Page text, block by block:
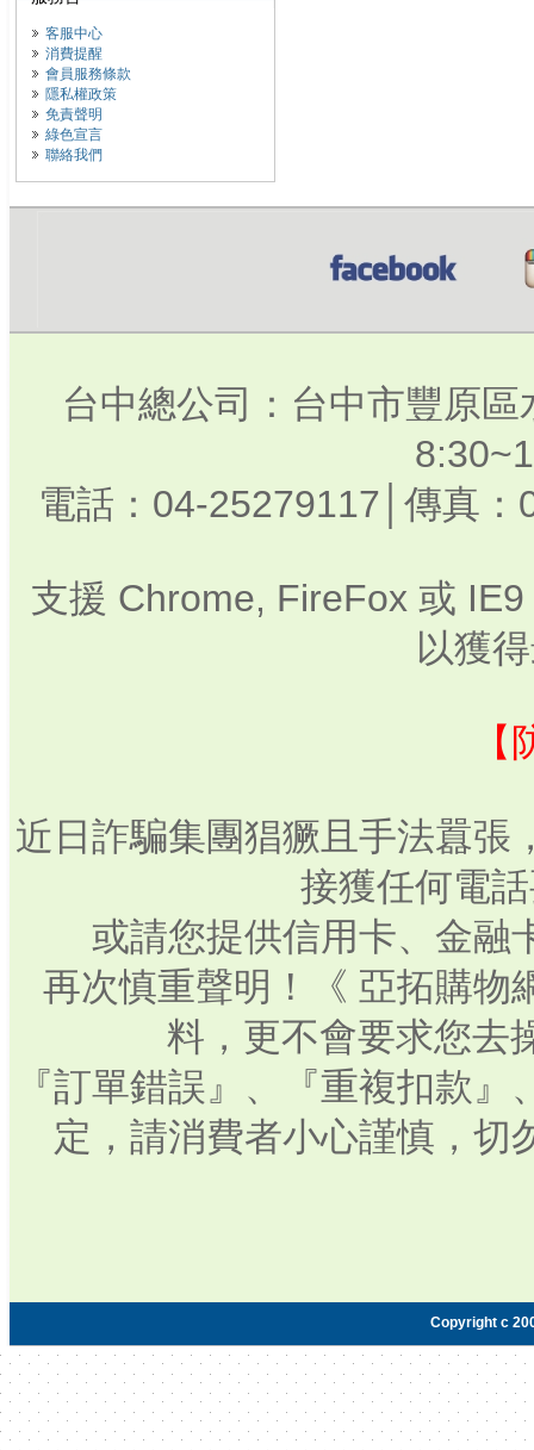
客服中心
消費提醒
會員服務條款
隱私權政策
免責聲明
綠色宣言
聯絡我們
台中總公司：台中市豐原
電話：04-25279117│傳真
支援 Chrome, FireFox 或
以獲
近日詐騙集團猖獗且手法囂張
接獲任何電
或請您提供信用卡、金融
再次慎重聲明！《 亞拓購物
料，更不會要求您去
『訂單錯誤』、『重複扣款
定，請消費者小心謹慎，切
Copyright c